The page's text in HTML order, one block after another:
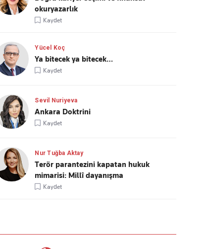
okuryazarlık
Kaydet
Yücel Koç
Ya bitecek ya bitecek…
Kaydet
Sevil Nuriyeva
Ankara Doktrini
Kaydet
Nur Tuğba Aktay
Terör parantezini kapatan hukuk
mimarisi: Millî dayanışma
Kaydet